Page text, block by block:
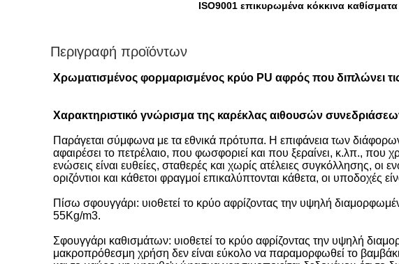
ISO9001 επικυρωμένα κόκκινα
Περιγραφή προϊόντων
Χρωματισμένος φορμαρισμένος κρύο PU αφρός που διπλώνει
Χαρακτηριστικό γνώρισμα της καρέκλας αιθουσών
Παράγεται σύμφωνα με τα εθνικά πρότυπα. Η επιφάνεια των
αφαιρέσει το πετρέλαιο, που φωσφοριεί και που ξεραίνει, κ.λπ.,
ενώσεις είναι ευθείες, σταθερές και χωρίς ατέλειες συγκόλλησης, οι
οριζόντιοι και κάθετοι φραγμοί επικαλύπτονται κάθετα, οι υποδοχές
Πίσω σφουγγάρι: υιοθετεί το κρύο αφρίζοντας την υψηλή
55Kg/m3.
Σφουγγάρι καθισμάτων: υιοθετεί το κρύο αφρίζοντας την υψηλή
μακροπρόθεσμη χρήση δεν είναι εύκολο να παραμορφωθεί το